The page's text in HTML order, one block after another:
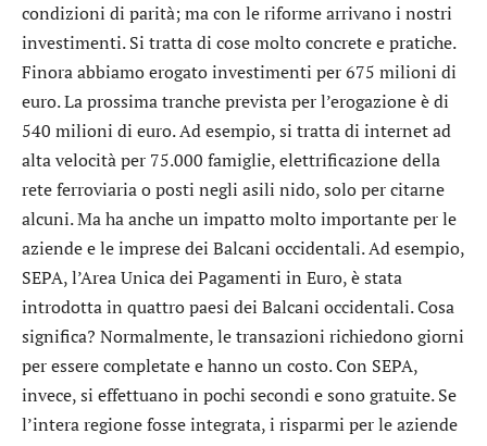
condizioni di parità; ma con le riforme arrivano i nostri
investimenti. Si tratta di cose molto concrete e pratiche.
Finora abbiamo erogato investimenti per 675 milioni di
euro. La prossima tranche prevista per l’erogazione è di
540 milioni di euro. Ad esempio, si tratta di internet ad
alta velocità per 75.000 famiglie, elettrificazione della
rete ferroviaria o posti negli asili nido, solo per citarne
alcuni. Ma ha anche un impatto molto importante per le
aziende e le imprese dei Balcani occidentali. Ad esempio,
SEPA, l’Area Unica dei Pagamenti in Euro, è stata
introdotta in quattro paesi dei Balcani occidentali. Cosa
significa? Normalmente, le transazioni richiedono giorni
per essere completate e hanno un costo. Con SEPA,
invece, si effettuano in pochi secondi e sono gratuite. Se
l’intera regione fosse integrata, i risparmi per le aziende